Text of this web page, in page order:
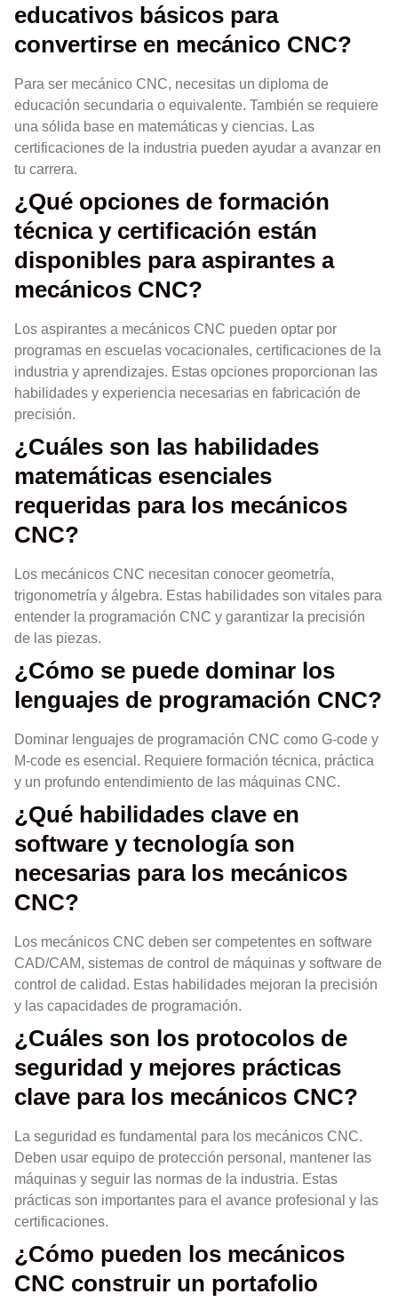
educativos básicos para
convertirse en mecánico CNC?
Para ser mecánico CNC, necesitas un diploma de
educación secundaria o equivalente. También se requiere
una sólida base en matemáticas y ciencias. Las
certificaciones de la industria pueden ayudar a avanzar en
tu carrera.
¿Qué opciones de formación
técnica y certificación están
disponibles para aspirantes a
mecánicos CNC?
Los aspirantes a mecánicos CNC pueden optar por
programas en escuelas vocacionales, certificaciones de la
industria y aprendizajes. Estas opciones proporcionan las
habilidades y experiencia necesarias en fabricación de
precisión.
¿Cuáles son las habilidades
matemáticas esenciales
requeridas para los mecánicos
CNC?
Los mecánicos CNC necesitan conocer geometría,
trigonometría y álgebra. Estas habilidades son vitales para
entender la programación CNC y garantizar la precisión
de las piezas.
¿Cómo se puede dominar los
lenguajes de programación CNC?
Dominar lenguajes de programación CNC como G-code y
M-code es esencial. Requiere formación técnica, práctica
y un profundo entendimiento de las máquinas CNC.
¿Qué habilidades clave en
software y tecnología son
necesarias para los mecánicos
CNC?
Los mecánicos CNC deben ser competentes en software
CAD/CAM, sistemas de control de máquinas y software de
control de calidad. Estas habilidades mejoran la precisión
y las capacidades de programación.
¿Cuáles son los protocolos de
seguridad y mejores prácticas
clave para los mecánicos CNC?
La seguridad es fundamental para los mecánicos CNC.
Deben usar equipo de protección personal, mantener las
máquinas y seguir las normas de la industria. Estas
prácticas son importantes para el avance profesional y las
certificaciones.
¿Cómo pueden los mecánicos
CNC construir un portafolio